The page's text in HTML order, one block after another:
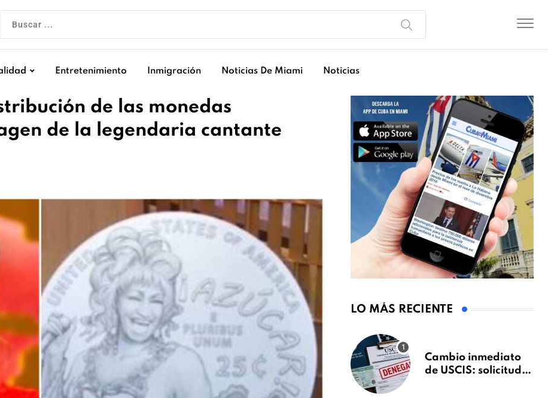
Entretenimiento Inmigración Noticias De Miami Noticias
de las monedas
de la legendaria cantante
LO MÁS RECIENTE
Cambio inmediato
de USCIS: solicitudes